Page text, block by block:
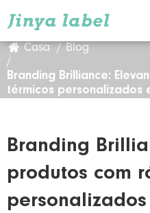
Casa Blog
Branding Brilliance:
térmicos personalizados
Branding
produtos com